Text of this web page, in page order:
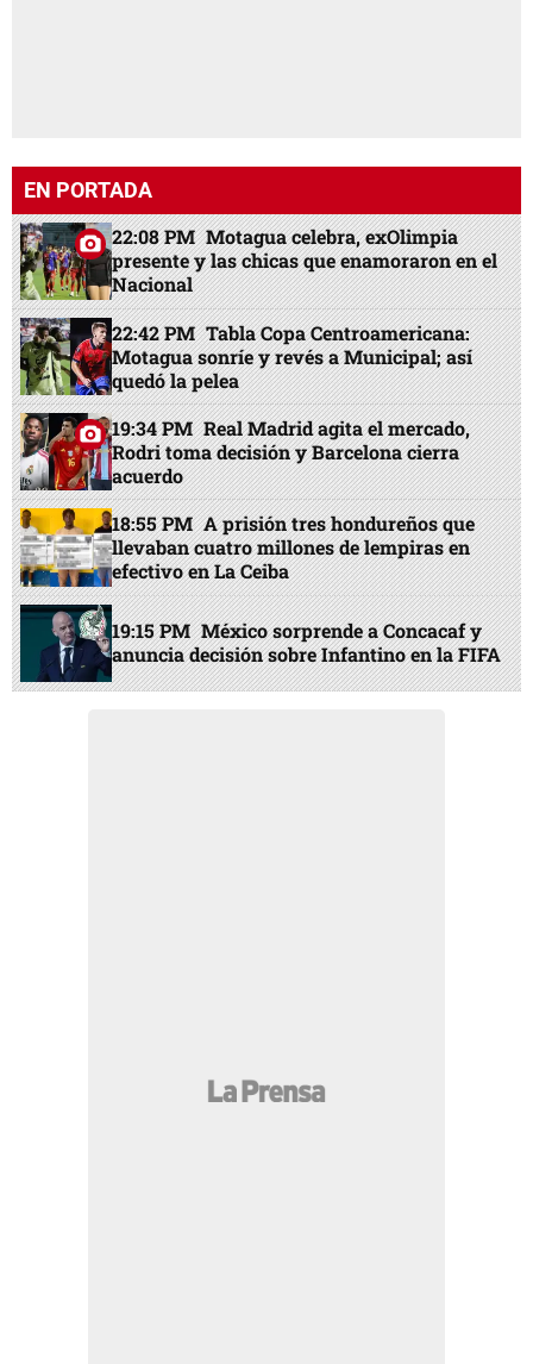
EN PORTADA
22:08 PM Motagua celebra, exOlimpia
presente y las chicas que enamoraron en el
Nacional
22:42 PM Tabla Copa Centroamericana:
Motagua sonríe y revés a Municipal; así
quedó la pelea
19:34 PM Real Madrid agita el mercado,
Rodri toma decisión y Barcelona cierra
acuerdo
18:55 PM A prisión tres hondureños que
llevaban cuatro millones de lempiras en
efectivo en La Ceiba
19:15 PM México sorprende a Concacaf y
anuncia decisión sobre Infantino en la FIFA